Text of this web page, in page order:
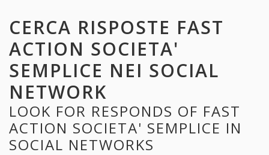
CERCA RISPOSTE FAST
ACTION SOCIETA'
SEMPLICE NEI SOCIAL
NETWORK
LOOK FOR RESPONDS OF FAST
ACTION SOCIETA' SEMPLICE IN
SOCIAL NETWORKS